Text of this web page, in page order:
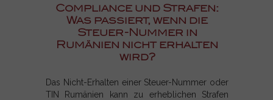
Compliance und Strafen:
Was passiert, wenn die
Steuer-Nummer in
Rumänien nicht erhalten
wird?
Das Nicht-Erhalten einer Steuer-Nummer oder
TIN Rumänien kann zu erheblichen Strafen